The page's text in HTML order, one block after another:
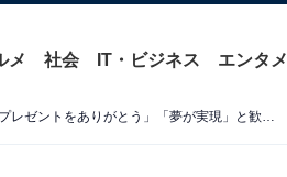
メ 社会 IT・ビジネス エンタメ
工藤静香、24年ぶりの紅白出場をファンに報告！ 「最高のプレゼントをありがとう」「夢が実現」と歓喜の声